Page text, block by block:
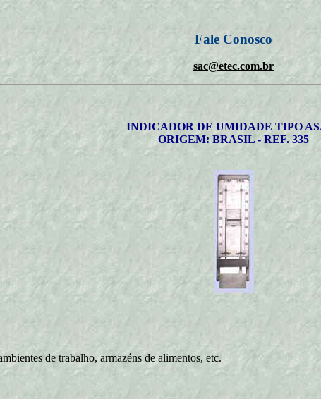
Fale Conosco
sac@etec.com.br
INDICADOR DE UMIDADE TIPO
ORIGEM: BRASIL - REF. 335
de trabalho, armazéns de alimentos, etc.